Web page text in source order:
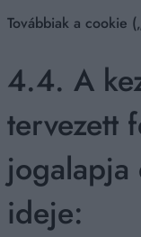
Továbbiak a cookie
4.4. A
tervezett
jogalapja
ideje: